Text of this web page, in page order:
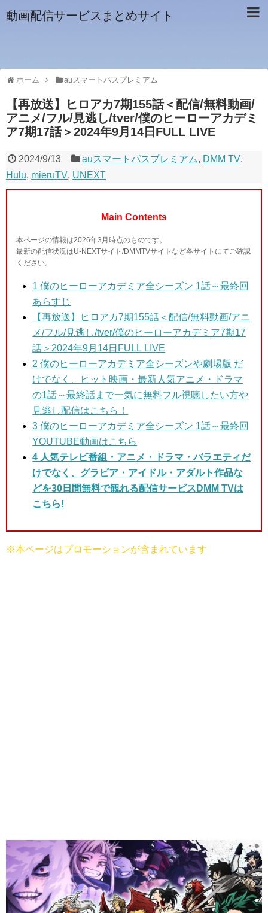
動画配信サービスまとめサイト
ホーム auスマートパスプレミアム
【再放送】ヒロアカ7期155話＜配信/無料動画/
アニメ/フル/見逃し/tver/僕のヒーローアカデミ
ア7期17話＞2024年9月14日FULL LIVE
2024/9/13 auスマートパスプレミアム, DMM TV,
Hulu, mieruTV, UNEXT
Main Contents
本ページの情報は2026年3月時点のものです。
最新の配信状況はU-NEXTサイト/DMMTVサイトなど各サイトにてご確認
ください。
1 僕のヒーローアカデミア全シーズン 1話～最終回
あらすじ
【再放送】ヒロアカ7期155話＜配信/無料動画/アニ
メ/フル/見逃し/tver/僕のヒーローアカデミア7期17
話＞2024年9月14日FULL LIVE
2 僕のヒーローアカデミア全シーズンや劇場版 だ
けでなく、ヒット映画・最新人気アニメ・ドラマ
の1話～最終話まで一気に無料フル視聴したい方や
見逃し配信はこちら！
3 僕のヒーローアカデミア全シーズン 1話～最終回
YOUTUBE動画はこちら
4 人気テレビ番組・アニメ・ドラマ・バラエティだ
けでなく、グラビア・アイドル・アダルト作品な
どを30日間無料で観れる配信サービスDMM TVは
こちら!
※本ページはプロモーションが含まれています